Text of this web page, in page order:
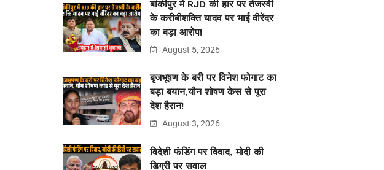
बांकीपुर में RJD की हार पर तेजस्वी
के करीबीशक्ति यादव पर भाई वीरेंदर
का बड़ा आरोप!
August 5, 2026
बृजभूषण के बरी पर विनेश फोगाट का
बड़ा बयान,यौन शोषण केस से पूरा
देश हैरान!
August 3, 2026
विदेशी फंडिंग पर विवाद, मोदी की
डिग्री पर सवाल